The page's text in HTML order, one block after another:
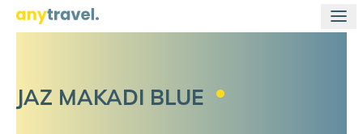
JAZ MAKADI BLUE